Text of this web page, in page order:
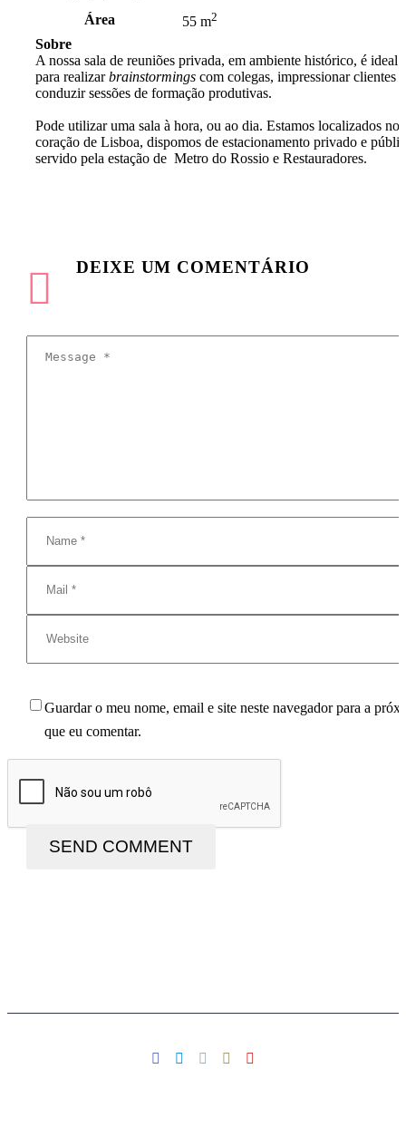
Área
55 m2
Sobre
A nossa sala de reuniões privada, em ambiente histórico, é ideal
para realizarbrainstormings com colegas, impressionar clientes
conduzir sessões de formação produtivas.
Pode utilizar uma sala à hora, ou ao dia. Estamos localizados no
coração de Lisboa, dispomos de estacionamento privado e
servido pela estação de Metro do Rossio e Restauradores.
DEIXE UM COMENTÁRIO
Guardar o meu nome, email e site neste navegador para a
que eu comentar.
SEND COMMENT